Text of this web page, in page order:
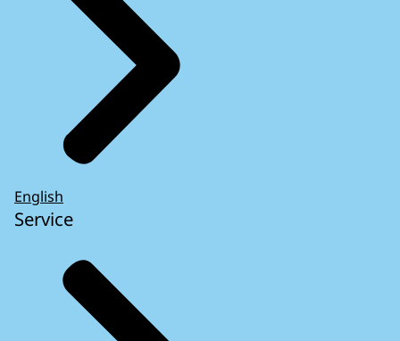
English
Service